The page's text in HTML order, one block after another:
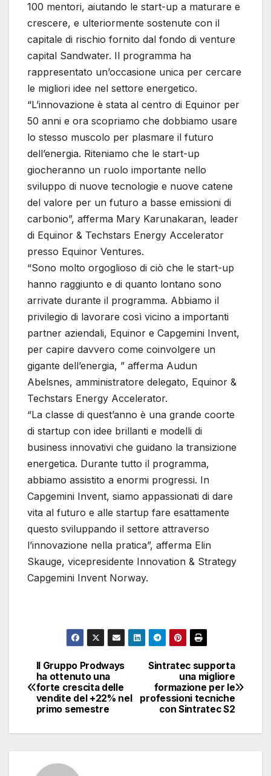
100 mentori, aiutando le start-up a maturare e
crescere, e ulteriormente sostenute con il
capitale di rischio fornito dal fondo di venture
capital Sandwater. Il programma ha
rappresentato un’occasione unica per cercare
le migliori idee nel settore energetico.
“L’innovazione è stata al centro di Equinor per
50 anni e ora scopriamo che dobbiamo usare
lo stesso muscolo per plasmare il futuro
dell’energia. Riteniamo che le start-up
giocheranno un ruolo importante nello
sviluppo di nuove tecnologie e nuove catene
del valore per un futuro a basse emissioni di
carbonio”, afferma Mary Karunakaran, leader
di Equinor & Techstars Energy Accelerator
presso Equinor Ventures.
“Sono molto orgoglioso di ciò che le start-up
hanno raggiunto e di quanto lontano sono
arrivate durante il programma. Abbiamo il
privilegio di lavorare così vicino a importanti
partner aziendali, Equinor e Capgemini Invent,
per capire davvero come coinvolgere un
gigante dell’energia, ” afferma Audun
Abelsnes, amministratore delegato, Equinor &
Techstars Energy Accelerator.
“La classe di quest’anno è una grande coorte
di startup con idee brillanti e modelli di
business innovativi che guidano la transizione
energetica. Durante tutto il programma,
abbiamo assistito a enormi progressi. In
Capgemini Invent, siamo appassionati di dare
vita al futuro e alle startup fare esattamente
questo sviluppando il settore attraverso
l’innovazione nella pratica”, afferma Elin
Skauge, vicepresidente Innovation & Strategy
Capgemini Invent Norway.
Navigazione
articoli
Sintratec supporta
una migliore
formazione per le
professioni tecniche
con Sintratec S2
Il Gruppo Prodways
ha ottenuto una
forte crescita delle
vendite del +22% nel
primo semestre